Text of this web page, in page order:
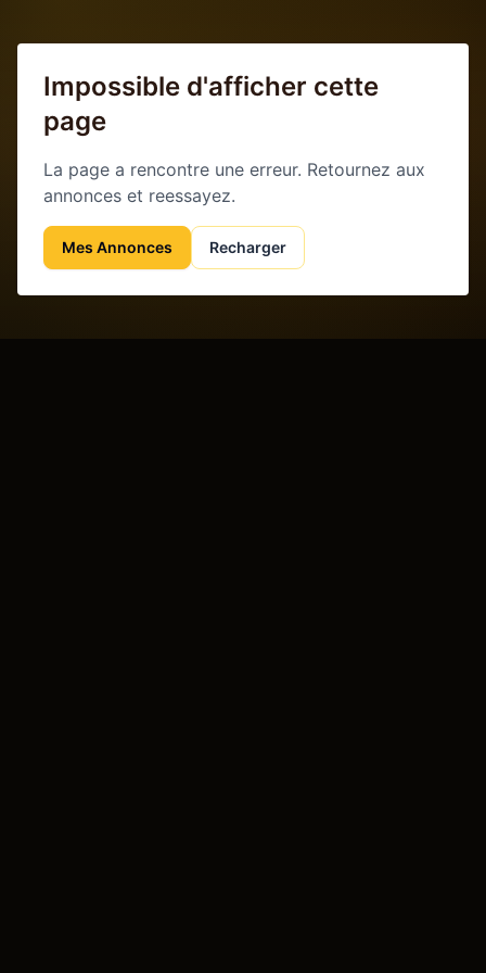
Impossible d'afficher cette
page
La page a rencontre une erreur. Retournez aux
annonces et reessayez.
Mes Annonces Recharger